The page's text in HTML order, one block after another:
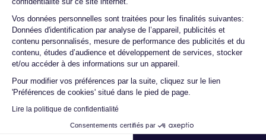
Vos données personnelles sont traitées pour les finalités suivantes:
Données d'identification par analyse de l’appareil, publicités et
contenu personnalisés, mesure de performance des publicités et du
contenu, études d’audience et développement de services, stocker
et/ou accéder à des informations sur un appareil.
Pour modifier vos préférences par la suite, cliquez sur le lien
'Préférences de cookies' situé dans le pied de page.
Lire la politique de confidentialité
Consentements certifiés par
Axeptio consent